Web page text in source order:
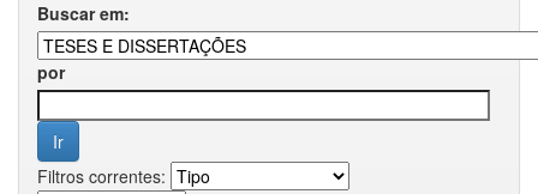
Buscar em:
por
Filtros correntes: